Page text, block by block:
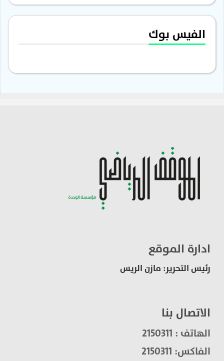
الفيس بوك
ادارة الموقع
رئيس التحرير: مازن الريس
الاتصال بنا
الهاتف : 2150311
الفاكس: 2150311